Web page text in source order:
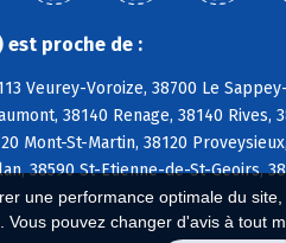
une performance optimale du
pouvez changer d'avis à tout
est proche de :
Veurey-Voroize, 38700 Le
38140 Renage, 38140
Mont-St-Martin, 38120
38590 St-Etienne-de-St-Geoirs,